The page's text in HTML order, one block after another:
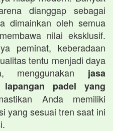
dianggap sebagai
dimainkan oleh semua
nilai eksklusif.
peminat, keberadaan
tentu menjadi daya
menggunakan jasa
padel yang
Anda memiliki
yang sesuai tren saat ini